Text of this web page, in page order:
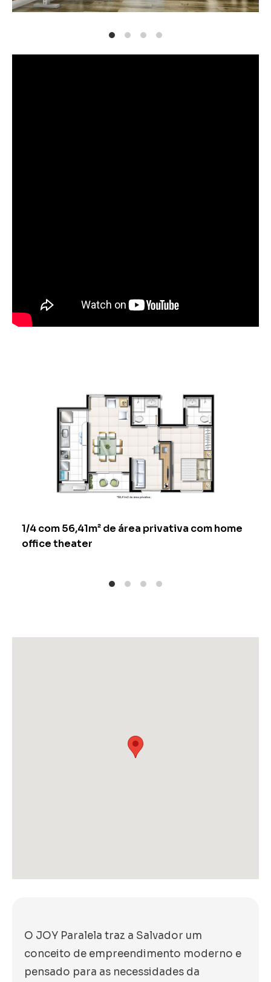
1/4 com 56,41m² de área privativa com home
office theater
O JOY Paralela traz a Salvador um
conceito de empreendimento moderno e
pensado para as necessidades da